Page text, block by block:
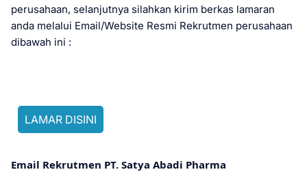
perusahaan, selanjutnya silahkan kirim berkas lamaran
anda melalui Email/Website Resmi Rekrutmen perusahaan
dibawah ini :
Email Rekrutmen PT. Satya Abadi Pharma